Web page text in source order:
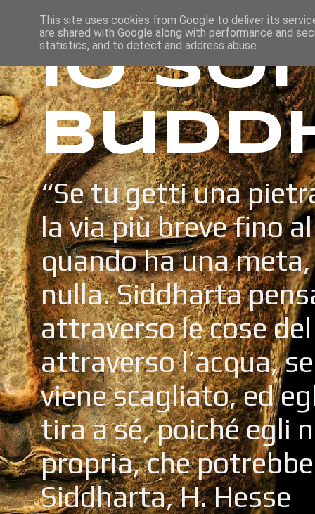
Io
“Se tu getti una
la via più breve fino
quando ha una
nulla. Siddharta
attraverso le cose
attraverso l’acqua,
viene scagliato, ed
tira a sé, poiché egli
propria, che
Siddharta, H. Hesse
This site uses cookies from Google to deliver its
are shared with Google along with performance and
statistics, and to detect and address abuse.